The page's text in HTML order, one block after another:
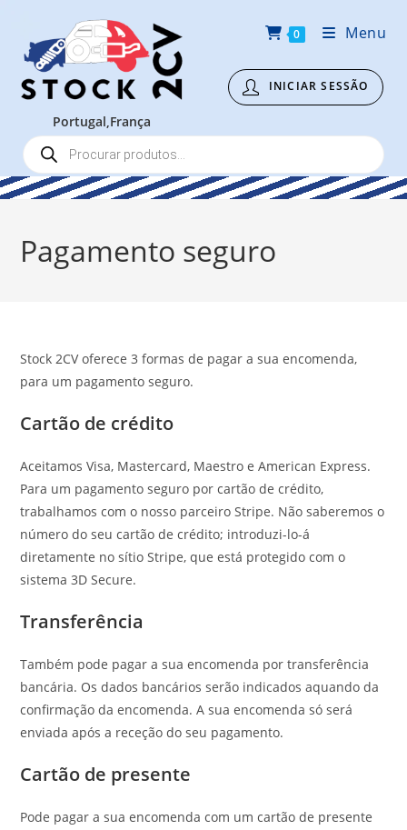
conteúdo
0 Menu
P
s
q
u
d
e
s
Pagamento seguro
Stock 2CV oferece 3 formas de pagar a sua encomenda,
para um pagamento seguro.
Cartão de crédito
Aceitamos Visa, Mastercard, Maestro e American Express.
Para um pagamento seguro por cartão de crédito,
trabalhamos com o nosso parceiro Stripe. Não saberemos o
número do seu cartão de crédito; introduzi-lo-á
diretamente no sítio Stripe, que está protegido com o
sistema 3D Secure.
Transferência
Também pode pagar a sua encomenda por transferência
bancária. Os dados bancários serão indicados aquando da
confirmação da encomenda. A sua encomenda só será
enviada após a receção do seu pagamento.
Cartão de presente
Pode pagar a sua encomenda com um cartão de presente